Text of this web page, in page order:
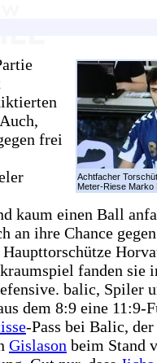
Achtfacher
Meter-Riese Marko
frei
kaum einen Ball
an ihre Chance
fanden sie
balic, Spiler
dem 8:9 eine 11:9-
-Pass bei Balic,
Gislason beim Stand